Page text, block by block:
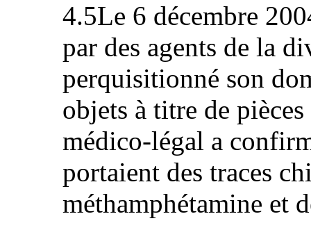
4.5Le 6 décembre
par des agents de la
perquisitionné son
objets à titre de
médico-légal a
portaient des traces
méthamphétamine et